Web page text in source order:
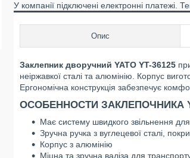
У компанії підключені електронні платежі.
Опис
Заклепник дворучний YATO YT-36125
неіржавкої сталі та алюмінію. Корпус
Ергономічна конструкція забезпечує
ОСОБЕННОСТИ ЗАКЛЕПОЧНИКА
Має систему швидкого звільнення
Зручна ручка з вуглецевої сталі,
Корпус з алюмінію
Міцна та зручна валіза для